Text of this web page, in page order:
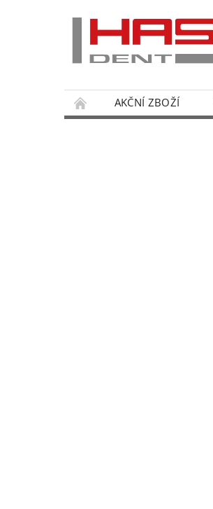
AKČNÍ ZBOŽÍ